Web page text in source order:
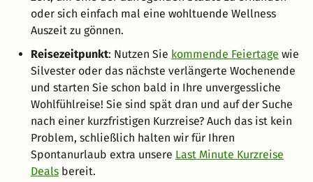
oder sich einfach mal eine wohltuende Wellness
Auszeit zu gönnen.
Reisezeitpunkt: Nutzen Sie kommende Feiertage wie
Silvester oder das nächste verlängerte Wochenende
und starten Sie schon bald in Ihre unvergessliche
Wohlfühlreise! Sie sind spät dran und auf der Suche
nach einer kurzfristigen Kurzreise? Auch das ist kein
Problem, schließlich halten wir für Ihren
Spontanurlaub extra unsere Last Minute Kurzreise
Deals bereit.